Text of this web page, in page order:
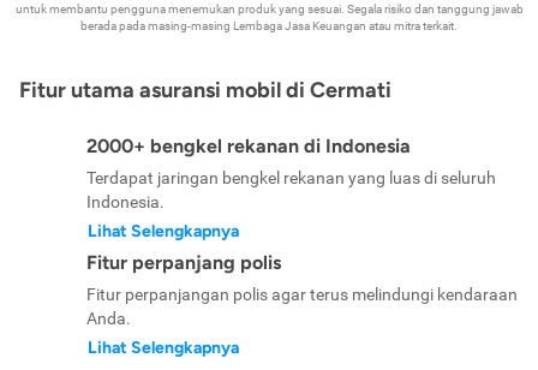
untuk membantu pengguna menemukan produk yang sesuai. Segala risiko dan tanggung jawab
berada pada masing-masing Lembaga Jasa Keuangan atau mitra terkait.
Fitur utama asuransi mobil di Cermati
2000+ bengkel rekanan di Indonesia
Terdapat jaringan bengkel rekanan yang luas di seluruh
Indonesia.
Lihat Selengkapnya
Fitur perpanjang polis
Fitur perpanjangan polis agar terus melindungi kendaraan
Anda.
Lihat Selengkapnya